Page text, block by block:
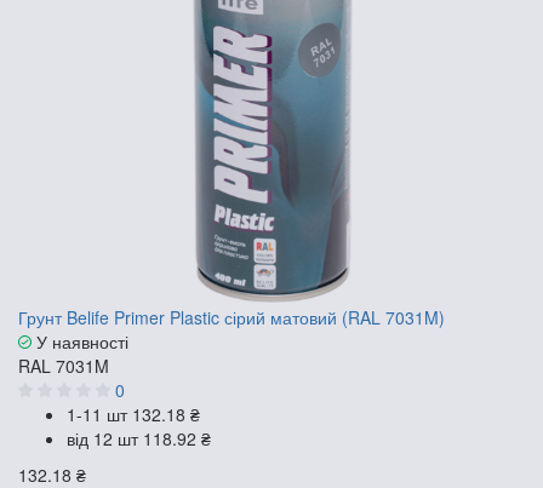
Грунт Belife Primer Plastic сірий матовий (RAL 7031M)
У наявності
RAL 7031M
0
1-11 шт 132.18 ₴
від 12 шт 118.92 ₴
132.18 ₴